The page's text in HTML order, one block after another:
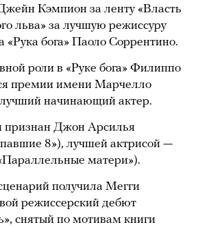
Кэмпион за ленту «Власть
льва» за лучшую режиссуру
«Рука бога» Паоло Соррентино.
роли в «Руке бога» Филиппо
премии имени Марчелло
начинающий актер.
Джон Арсилья
8»), лучшей актрисой —
матери»).
получила Мегги
режиссерский дебют
снятый по мотивам книги